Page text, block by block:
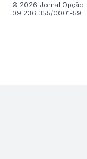
© 2026 Jornal Opção.
09.236.355/0001-59.